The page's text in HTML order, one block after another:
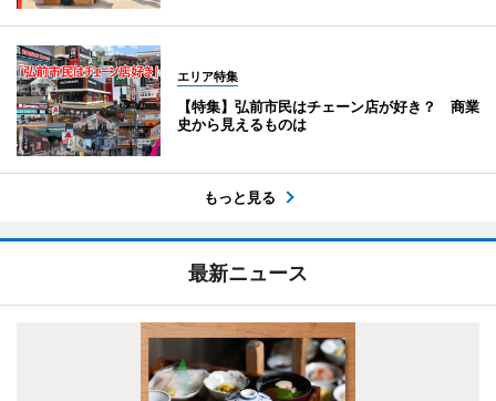
エリア特集
【特集】弘前市民はチェーン店が好き？ 商業
史から見えるものは
もっと見る
最新ニュース